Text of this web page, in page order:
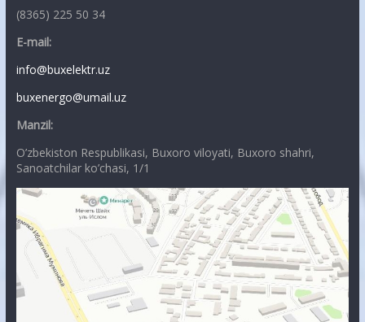
(8365) 225 50 34
E-mail:
info@buxelektr.uz
buxenergo@umail.uz
Manzil:
O’zbekiston Respublikasi, Buxoro viloyati, Buxoro shahri,
Sanoatchilar ko’chasi, 1/1